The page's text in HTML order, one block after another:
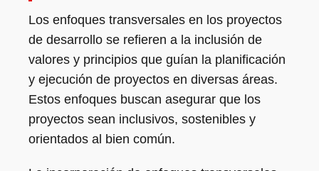
Los enfoques transversales en los proyectos
de desarrollo se refieren a la inclusión de
valores y principios que guían la planificación
y ejecución de proyectos en diversas áreas.
Estos enfoques buscan asegurar que los
proyectos sean inclusivos, sostenibles y
orientados al bien común.